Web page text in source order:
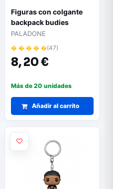
Figuras con colgante
backpack budies
paladone playstation
PALADONE
� � � � �(47)
8,20 €
Más de 20 unidades
Añadir al carrito